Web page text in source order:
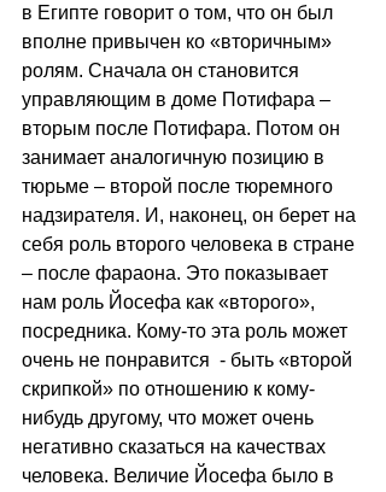
в Египте говорит о том, что он был
вполне привычен ко «вторичным»
ролям. Сначала он становится
управляющим в доме Потифара –
вторым после Потифара. Потом он
занимает аналогичную позицию в
тюрьме – второй после тюремного
надзирателя. И, наконец, он берет на
себя роль второго человека в стране
– после фараона. Это показывает
нам роль Йосефа как «второго»,
посредника. Кому-то эта роль может
очень не понравится  - быть «второй
скрипкой» по отношению к кому-
нибудь другому, что может очень
негативно сказаться на качествах
человека. Величие Йосефа было в